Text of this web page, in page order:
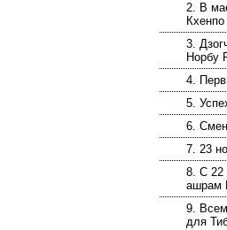
2. В
3.
Норбу
4.
5.
6.
7. 23
8. С 22
ашрам
9.
для